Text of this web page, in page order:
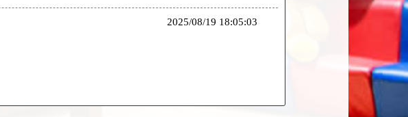
2025/08/19 18:05:03